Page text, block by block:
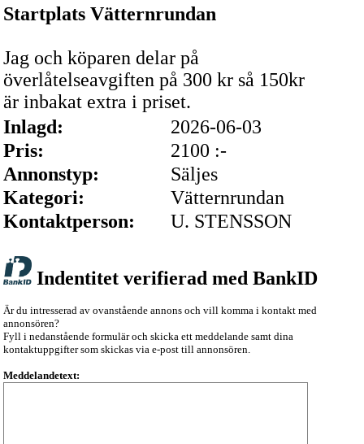
Startplats Vätternrundan
Jag och köparen delar på
överlåtelseavgiften på 300 kr så 150kr
är inbakat extra i priset.
Inlagd:
2026-06-03
Pris:
2100 :-
Annonstyp:
Säljes
Kategori:
Vätternrundan
Kontaktperson:
U. STENSSON
Indentitet verifierad med BankID
Är du intresserad av ovanstående annons och vill komma i kontakt med
annonsören?
Fyll i nedanstående formulär och skicka ett meddelande samt dina
kontaktuppgifter som skickas via e-post till annonsören.
Meddelandetext: